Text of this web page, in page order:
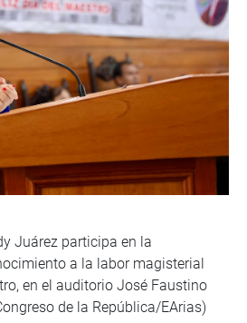
Juárez participa en la
a la labor magisterial
en el auditorio José Faustino
de la República/EArias)